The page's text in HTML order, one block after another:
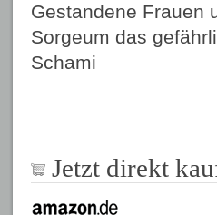
Gestandene Frauen
Sorgeum das
Schami
Jetzt direkt